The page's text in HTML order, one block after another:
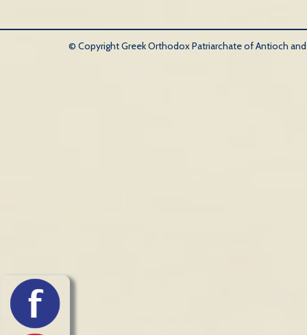
© Copyright Greek Orthodox Patriarchate of Antioch